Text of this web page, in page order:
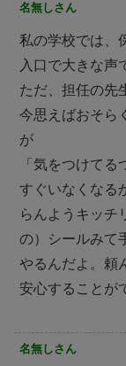
名無しさん
私の学校では、
入口で大きな声
ただ、担任の先
今思えばおそら
が
「気をつけて
すぐいなくなる
らんようキッチ
の）シールみて
やるんだよ。頼
安心することが
名無しさん